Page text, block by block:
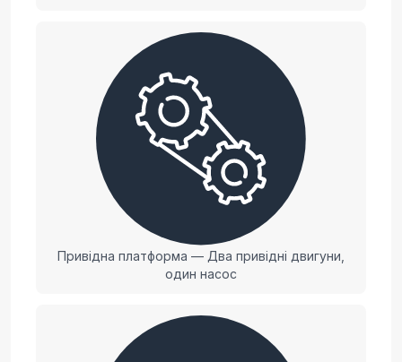
Привідна платформа — Два привідні двигуни,
один насос